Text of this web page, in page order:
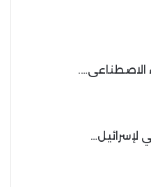
الاصطناعى….
لإسرائيل…